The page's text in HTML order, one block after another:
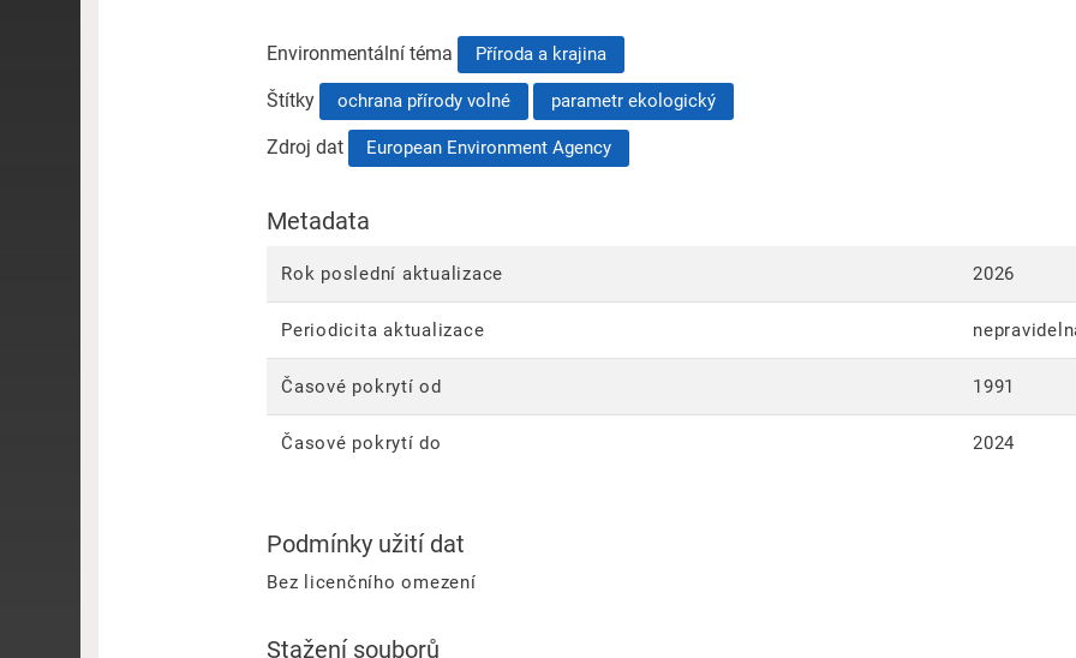
Environmentální téma Příroda a krajina
Štítky ochrana přírody volné parametr ekologický
Zdroj dat European Environment Agency
Metadata
Rok poslední aktualizace 2026
Periodicita aktualizace
Časové pokrytí od 1991
Časové pokrytí do 2024
Podmínky užití dat
Bez licenčního omezení
Stažení souborů